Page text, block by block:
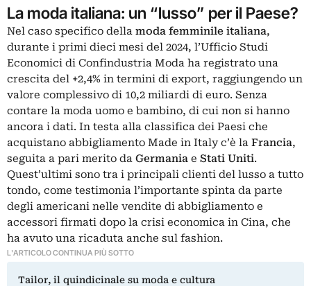
La moda italiana: un “lusso” per il Paese?
Nel caso specifico della moda femminile italiana,
durante i primi dieci mesi del 2024, l’Ufficio Studi
Economici di Confindustria Moda ha registrato una
crescita del +2,4% in termini di export, raggiungendo un
valore complessivo di 10,2 miliardi di euro. Senza
contare la moda uomo e bambino, di cui non si hanno
ancora i dati. In testa alla classifica dei Paesi che
acquistano abbigliamento Made in Italy c’è la Francia,
seguita a pari merito da Germania e Stati Uniti.
Quest’ultimi sono tra i principali clienti del lusso a tutto
tondo, come testimonia l’importante spinta da parte
degli americani nelle vendite di abbigliamento e
accessori firmati dopo la crisi economica in Cina, che
ha avuto una ricaduta anche sul fashion.
L'ARTICOLO CONTINUA PIÙ SOTTO
Tailor, il quindicinale su moda e cultura